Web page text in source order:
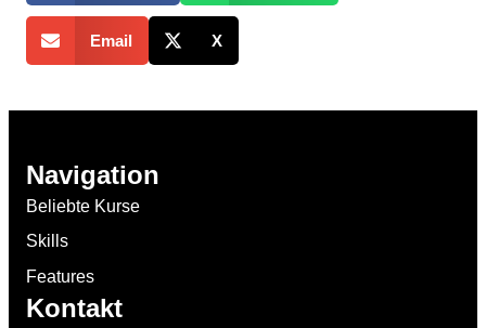
Email X
Navigation
Beliebte Kurse
Skills
Features
Kontakt